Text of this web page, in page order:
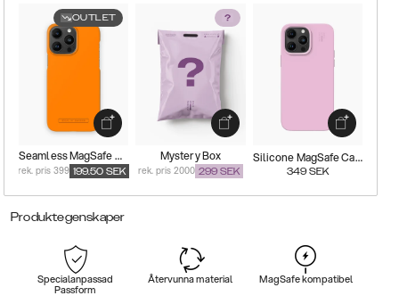
OUTLET
Seamless MagSafe Case
rek. pris 399 199.50 SEK
Mystery Box
rek. pris 2000 299 SEK
Silicone MagSafe Case
349 SEK
Produktegenskaper
Specialanpassad
Passform
Återvunna material MagSafe kompatibel